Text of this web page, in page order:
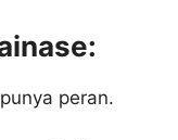
peran.